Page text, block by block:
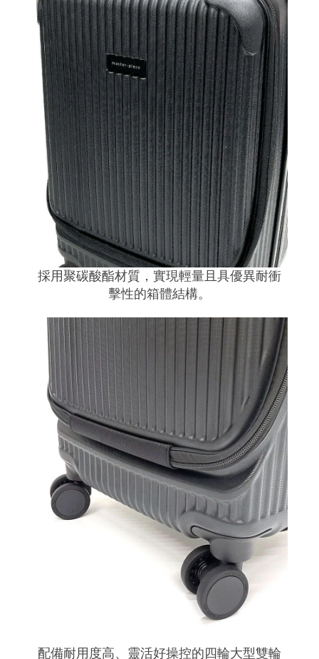
採用聚碳酸酯材質，實現輕量且具優異耐衝
擊性的箱體結構。
配備耐用度高、靈活好操控的四輪大型雙輪